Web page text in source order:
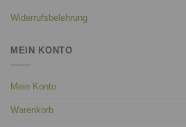
Widerrufsbelehrung
MEIN KONTO
Mein Konto
Warenkorb